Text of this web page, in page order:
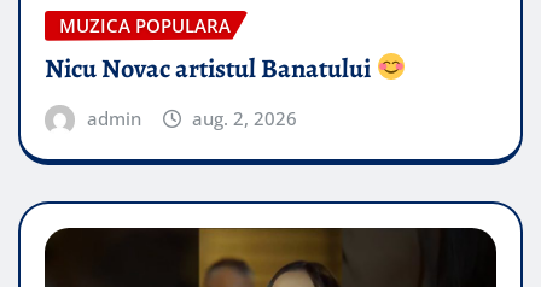
MUZICA POPULARA
Nicu Novac artistul Banatului
admin aug. 2, 2026